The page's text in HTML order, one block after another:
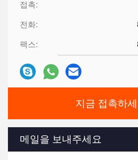
접촉:
전화:
팩스:
지금 접촉하
메일을 보내주세요